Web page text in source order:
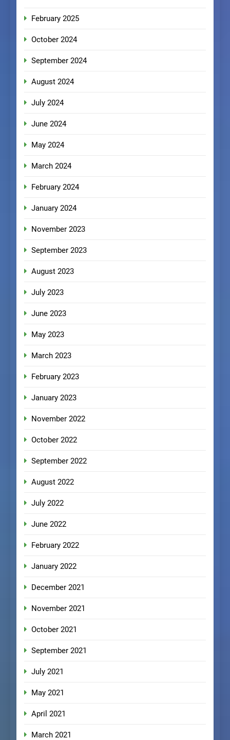
February 2025
October 2024
September 2024
August 2024
July 2024
June 2024
May 2024
March 2024
February 2024
January 2024
November 2023
September 2023
August 2023
July 2023
June 2023
May 2023
March 2023
February 2023
January 2023
November 2022
October 2022
September 2022
August 2022
July 2022
June 2022
February 2022
January 2022
December 2021
November 2021
October 2021
September 2021
July 2021
May 2021
April 2021
March 2021